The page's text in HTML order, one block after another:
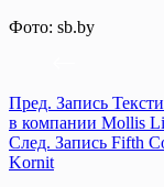
Фото: sb.by
Пред. Запись
в компании Mollis
След. Запись Fifth
Kornit